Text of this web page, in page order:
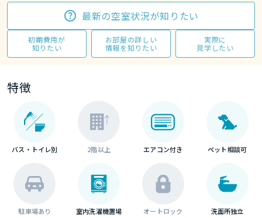
最新の空室状況が知りたい
初期費用が
知りたい
お部屋の詳しい
情報を知りたい
実際に
見学したい
特徴
バス・トイレ別 2階以上 エアコン付き ペット相談可
駐車場あり 室内洗濯機置場 オートロック 洗面所独立